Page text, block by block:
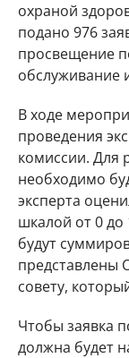
охраной
подано 976
просвещение
обслуживание
В ходе
проведения
комиссии. Для
необходимо
эксперта
шкалой от 0
будут
представлены
совету,
Чтобы заявка
должна будет